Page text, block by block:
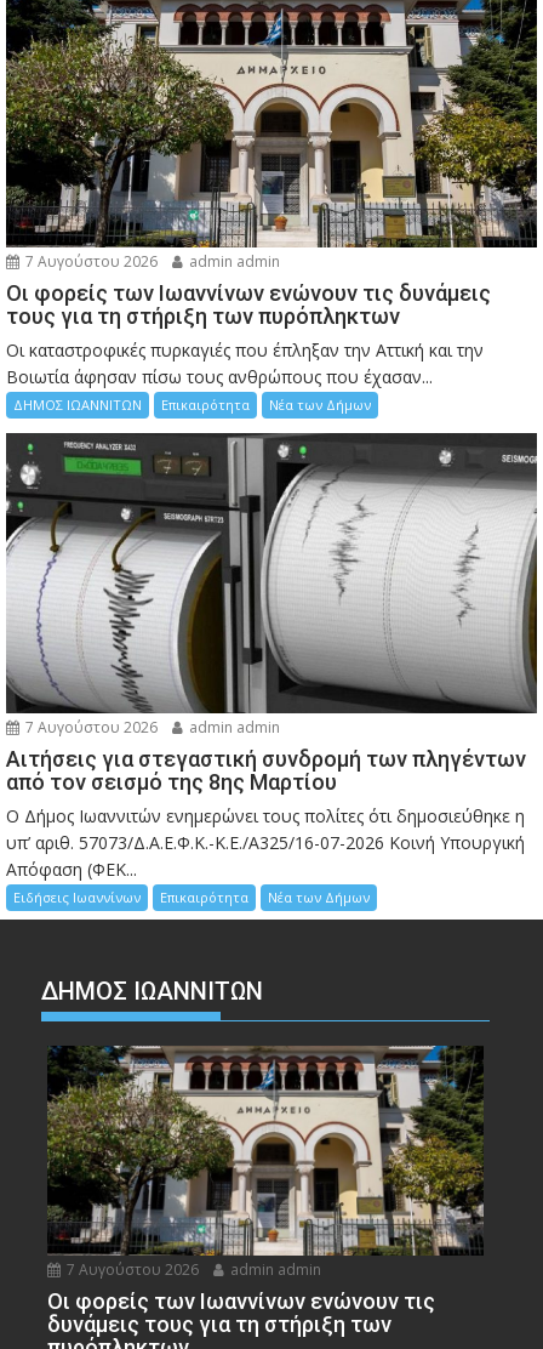
7 Αυγούστου 2026 admin admin
Οι φορείς των Ιωαννίνων ενώνουν τις δυνάμεις
τους για τη στήριξη των πυρόπληκτων
Οι καταστροφικές πυρκαγιές που έπληξαν την Αττική και την
Bοιωτία άφησαν πίσω τους ανθρώπους που έχασαν...
ΔΗΜΟΣ ΙΩΑΝΝΙΤΩΝ Επικαιρότητα Νέα των Δήμων
7 Αυγούστου 2026 admin admin
Αιτήσεις για στεγαστική συνδρομή των πληγέντων
από τον σεισμό της 8ης Μαρτίου
Ο Δήμος Ιωαννιτών ενημερώνει τους πολίτες ότι δημοσιεύθηκε η
υπ’ αριθ. 57073/Δ.Α.Ε.Φ.Κ.-Κ.Ε./Α325/16-07-2026 Κοινή Υπουργική
Απόφαση (ΦΕΚ...
Ειδήσεις Ιωαννίνων Επικαιρότητα Νέα των Δήμων
ΔΗΜΟΣ ΙΩΑΝΝΙΤΩΝ
7 Αυγούστου 2026 admin admin
Οι φορείς των Ιωαννίνων ενώνουν τις
δυνάμεις τους για τη στήριξη των